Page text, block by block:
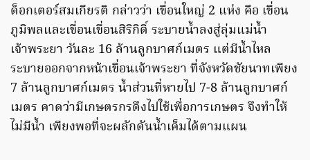
ด็อกเตอร์สมเกียรติ กล่าวว่า เขื่อนใหญ่ 2 แห่ง คือ เขื่อน
ภูมิพลและเขื่อนเขื่อนสิริกิติ์ ระบายน้ำลงสู่ลุ่มแม่น้ำ
เจ้าพระยา วันละ 16 ล้านลูกบาศก์เมตร แต่มีน้ำไหล
ระบายออกจากหน้าเขื่อนเจ้าพระยา ที่จังหวัดชัยนาทเพียง
7 ล้านลูกบาศก์เมตร น้ำส่วนที่หายไป 7-8 ล้านลูกบาศก์
เมตร คาดว่ามีเกษตรกรดึงไปใช้เพื่อการเกษตร จึงทำให้
ไม่มีน้ำ เพียงพอที่จะผลักดันน้ำเค็มได้ตามแผน